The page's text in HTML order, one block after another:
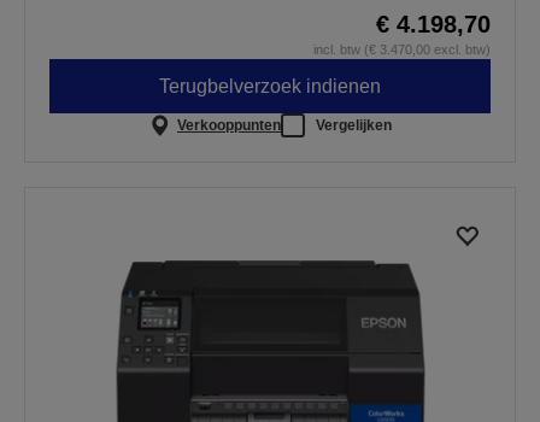
€ 4.198,70
incl. btw (€ 3.470,00 excl. btw)
Terugbelverzoek indienen
Verkooppunten Vergelijken